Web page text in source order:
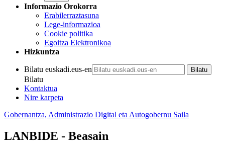
Informazio Orokorra
Erabilerraztasuna
Lege-informazioa
Cookie politika
Egoitza Elektronikoa
Hizkuntza
Bilatu euskadi.eus-en
Bilatu
Kontaktua
Nire karpeta
Gobernantza, Administrazio Digital eta Autogobernu Saila
LANBIDE - Beasain